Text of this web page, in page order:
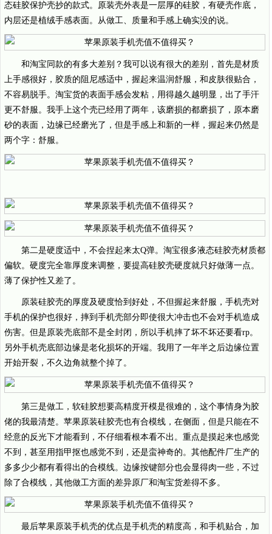
态硅胶保护壳抄的款式。原装壳外表是一层厚的硅胶，有硬壳作底，
内层还是植绒手感表面。从做工、质量和手感上确实没的说。
和淘宝同款的有多大差别？我可以说有很大的差别，首先是材质
上手感很好，胶质的阻尼感适中，握起来温润舒服，和皮肤很贴合，
不容易脱手。淘宝货的表面手感会发粘，用得越久越明显，出了手汗
更不舒服。我手上这个壳已经用了两年，该磨损的都磨损了，原本磨
砂的表面，边缘已经磨光了，但是手感上和新的一样，握起来仍然是
两个字：舒服。
第二是硬度适中，不会捏起来太Q弹。淘宝很多液态硅胶壳材质都
偏软。硬度完全靠厚度来调整，要提高硅胶壳硬度就只好做薄一点。
薄了保护性又差了。
原装硅胶壳的厚度及硬度恰到好处，不但握起来舒服，手机壳对
手机的保护也很好，摔到手机壳部分即使很大冲击也不会对手机造成
伤害。但是原装壳底部不是全封闭，所以手机摔了坏不坏还要看rp。
另外手机壳底部边缘是老化损坏的开端。我用了一年半之后边缘位置
开始开裂，不久边角就整个掉了。
第三是做工，软硅胶想要高精度开模是很难的，这个事情身为胶
佬的我最清楚。苹果原装硅胶壳也有合模线，在侧面，但是只能在不
经意的反光下才能看到，不仔细看根本看不出。重点是摸起来也感觉
不到，甚至用指甲抠也感觉不到，还是蛮神奇的。其他配件厂生产的
多多少少都有看得出的合模线。边缘按键部分也会显得肉一些，不过
除了合模线，其他做工方面的差异原厂和淘宝货差得不多。
最后苹果原装手机壳的优点是手机壳的精度高，和手机贴合，加